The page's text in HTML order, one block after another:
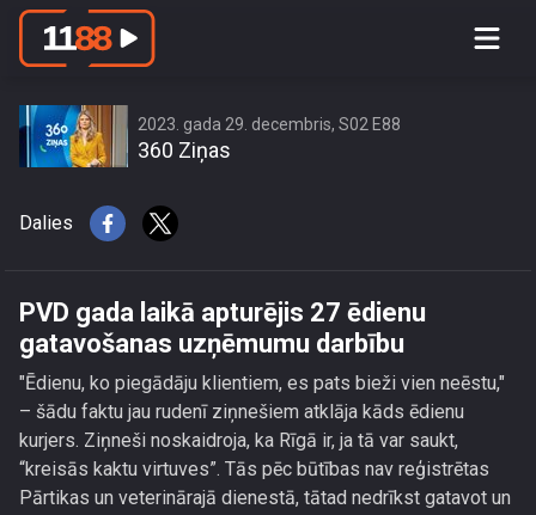
PVD gada laikā apturējis 27 ēdienu
2023. gada 29. decembris, S02 E88
360 Ziņas
Dalies
PVD gada laikā apturējis 27 ēdienu
gatavošanas uzņēmumu darbību
"Ēdienu, ko piegādāju klientiem, es pats bieži vien neēstu,"
– šādu faktu jau rudenī ziņnešiem atklāja kāds ēdienu
kurjers. Ziņneši noskaidroja, ka Rīgā ir, ja tā var saukt,
“kreisās kaktu virtuves”. Tās pēc būtības nav reģistrētas
Pārtikas un veterinārajā dienestā, tātad nedrīkst gatavot un